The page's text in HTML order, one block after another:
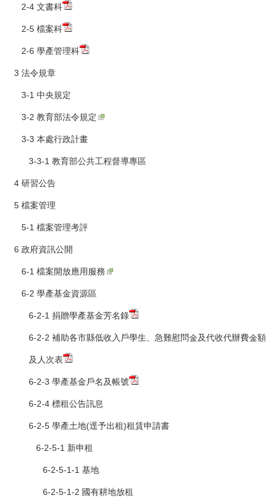
2-4 文書科
2-5 檔案科
2-6 學產管理科
3 法令規章
3-1 中央規定
3-2 教育部法令規定
3-3 本處行政計畫
3-3-1 教育部公共工程督導專區
4 研習公告
5 檔案管理
5-1 檔案管理考評
6 政府資訊公開
6-1 檔案開放應用服務
6-2 學產基金資源區
6-2-1 捐贈學產基金芳名錄
6-2-2 補助各市縣低收入戶學生、急難慰問金及代收代辦費金額
及人次表
6-2-3 學產基金戶名及帳號
6-2-4 標租公告訊息
6-2-5 學產土地(逕予出租)租賃申請書
6-2-5-1 新申租
6-2-5-1-1 基地
6-2-5-1-2 國有耕地放租